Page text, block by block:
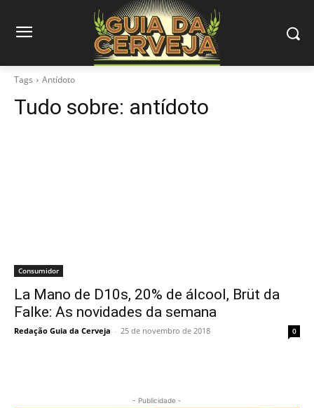
Tags Antídoto
Tudo sobre: antídoto
Consumidor
La Mano de D10s, 20% de álcool, Brüt da
Falke: As novidades da semana
Redação Guia da Cerveja - 25 de novembro de 2018 0
- Publicidade -